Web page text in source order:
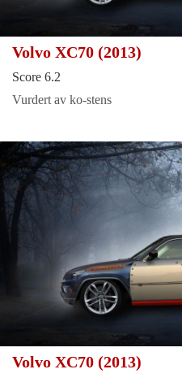
Volvo XC70 (2013)
Score 6.2
Vurdert av ko-stens
Volvo XC70 (2013)